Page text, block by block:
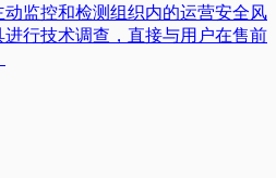
监控和检测组织内的运营安全风
行技术调查，直接与用户在售前